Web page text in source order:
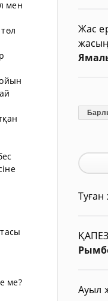
мен
ме?
Жас
Туған
Ауыл